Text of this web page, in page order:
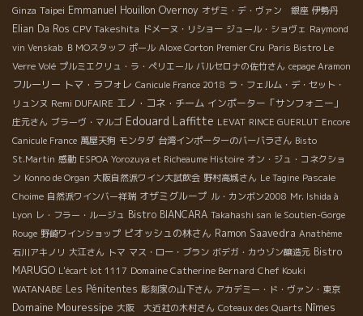
Ginza Taipei Emmanuel Houillon Overnoy オザミ・デ・ヴァン 銀座 伊勢丹
Elian Da Ros CPV Takeshita ドメーヌ・リショー ジュール・ショヴェ Raymond
vin Venskab ＢＭОスタッフ ポール Aloxe Corton Premier Cru Paris Bistro Le
Verre Volé プルミエクリュ・ラ・ペリエール バルセロナの佐竹さん cepage Aramon
フルーリー トマ・ラフォレ Canicule France 2018 ラ・フェルム・デ・セット・
リュンヌ Remi DUFAIRE エノ・コネ・チーム インポーター「サンフォニー」
庄元さん ブラーヴ・マルゴ Edouard Laffitte LEVAT RINCE GUERLUT Encore
Canicule France 萬屋天狗 モンタダ 台湾インポーターのバーバラさん Bisto
St.Martin 感動 ESPOA Yorozuya et Richeaume Histoire オン・ジュ・コネクショ
ン Konno de Organ 大阪自然派ワイン大試飲会 野村高城さん Le Tagine Pascale
Choime 自然派ワインバー祥瑞 オザミグループ ル・カンボン2008 Mr. Ishida à
Lyon レ・フラー・ルージュ Bistro BIANCARA Takahashi san le Soutien-Gorge
Rouge 野崎ワインショップ ピオッシュの林さん Ramon Saavedra Anathème
石川アキノリ 大江さん トマ マス・ロー・ブラン ボデガ・カウゾン醸造元 Bistro
MARUGO L'écart lot 1117 Domaine Catherine Bernard Chef Kouki
WATANABE Les Pénitentes 彫刻家の山下さん アカデミー・ド・ヴァン・東京
Domaine Mouressipe 大阪 大近社の木村さん Coteaux des Quarts Nîmes